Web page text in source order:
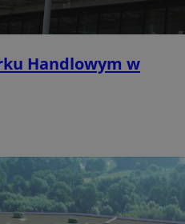
Handlowym w